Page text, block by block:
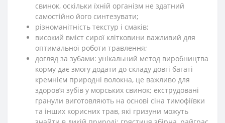
свинок, оскільки їхній організм не здатний
самостійно його синтезувати;
різноманітність текстур і смаків;
високий вміст сирої клітковини важливий для
оптимальної роботи травлення;
догляд за зубами: унікальний метод виробництва
корму дає змогу додати до складу довгі багаті
кремнієм природні волокна, це важливо для
здоров’я зубів у морських свинок; екструдовані
гранули виготовляють на основі сіна тимофіївки
та інших корисних трав, які гризуни можуть